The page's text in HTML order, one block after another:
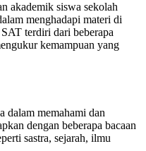
akademik siswa sekolah
menghadapi materi di
terdiri dari beberapa
kemampuan yang
dalam memahami dan
dengan beberapa bacaan
sastra, sejarah, ilmu